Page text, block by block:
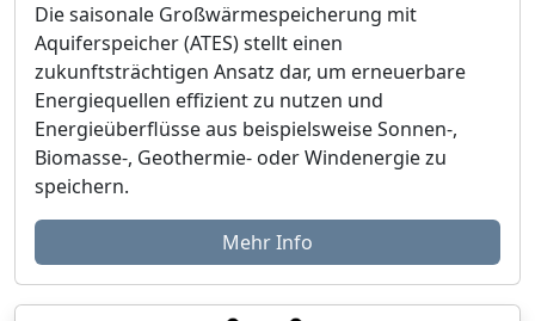
Die saisonale Großwärmespeicherung mit
Aquiferspeicher (ATES) stellt einen
zukunftsträchtigen Ansatz dar, um erneuerbare
Energiequellen effizient zu nutzen und
Energieüberflüsse aus beispielsweise Sonnen-,
Biomasse-, Geothermie- oder Windenergie zu
speichern.
Mehr Info